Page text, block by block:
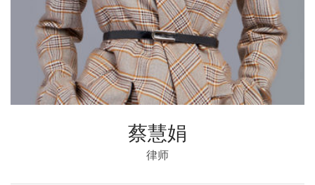
蔡慧娟
律师